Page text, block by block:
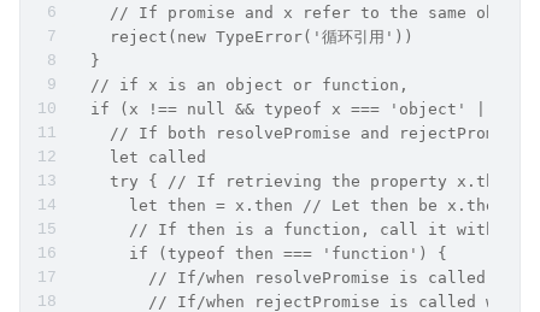
// If promise and x refer to the same
    reject(new TypeError('循环引用'))
  }
  // if x is an object or function,
if (x !== null && typeof x === 'object' ||
// If both resolvePromise and rejectPromise
    let called
try { // If retrieving the property x.then
      let then = x.then // Let then be x.then
// If then is a function, call it with x
      if (typeof then === 'function') {
// If/when resolvePromise is called
// If/when rejectPromise is called with